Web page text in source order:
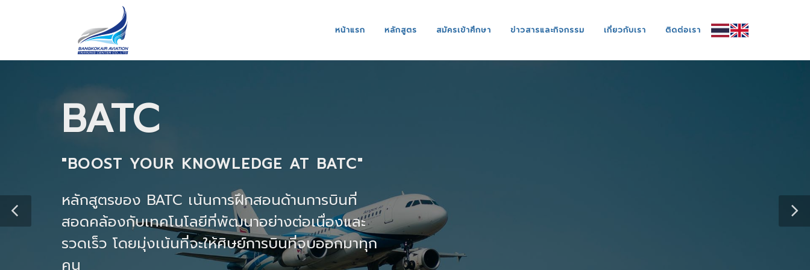
หน้าแรก หลักสูตร สมัครเข้าศึกษา ข่าวสารและกิจกรรม เกี่ยวกับเรา ติดต่อเรา
BATC
"BOOST YOUR KNOWLEDGE AT BATC"
หลักสูตรของ BATC เน้นการฝึกสอนด้านการบินที่
สอดคล้องกับเทคโนโลยีที่พัฒนาอย่างต่อเนื่องและ
รวดเร็ว โดยมุ่งเน้นที่จะให้ศิษย์การบินที่จบออกมาทุก
คน